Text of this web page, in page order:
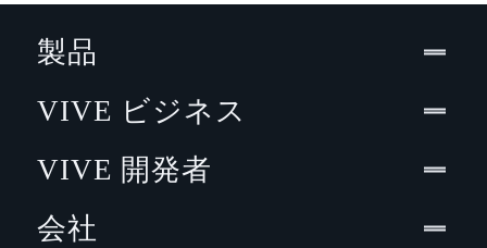
製品
VIVE ビジネス
VIVE 開発者
会社